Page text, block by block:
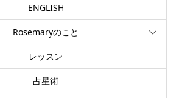
ENGLISH
Rosemaryのこと
レッスン
占星術